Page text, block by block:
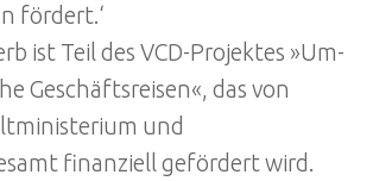
fördert.‘
ist Teil des VCD-Projektes »Um-
Geschäftsreisen«, das von
und
finanziell gefördert wird.